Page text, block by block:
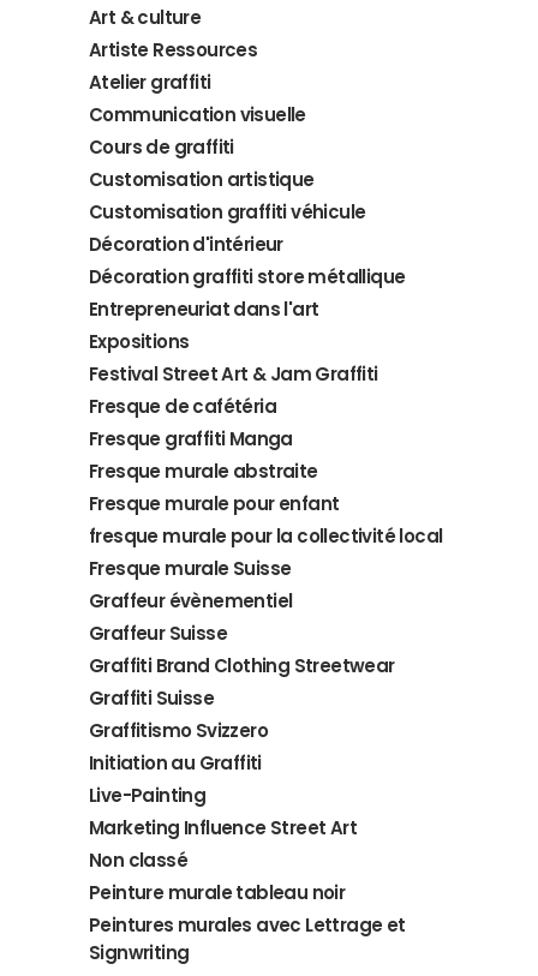
Art & culture
Artiste Ressources
Atelier graffiti
Communication visuelle
Cours de graffiti
Customisation artistique
Customisation graffiti véhicule
Décoration d'intérieur
Décoration graffiti store métallique
Entrepreneuriat dans l'art
Expositions
Festival Street Art & Jam Graffiti
Fresque de cafétéria
Fresque graffiti Manga
Fresque murale abstraite
Fresque murale pour enfant
fresque murale pour la collectivité local
Fresque murale Suisse
Graffeur évènementiel
Graffeur Suisse
Graffiti Brand Clothing Streetwear
Graffiti Suisse
Graffitismo Svizzero
Initiation au Graffiti
Live-Painting
Marketing Influence Street Art
Non classé
Peinture murale tableau noir
Peintures murales avec Lettrage et
Signwriting